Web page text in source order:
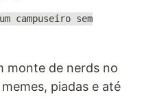
campuseiro sem
monte de nerds no
piadas e até